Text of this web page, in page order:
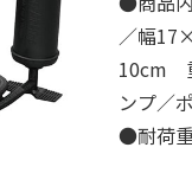
／幅
10cm
ンプ／
●耐荷